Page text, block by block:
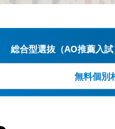
総合型選抜（AO推薦入
無料個別